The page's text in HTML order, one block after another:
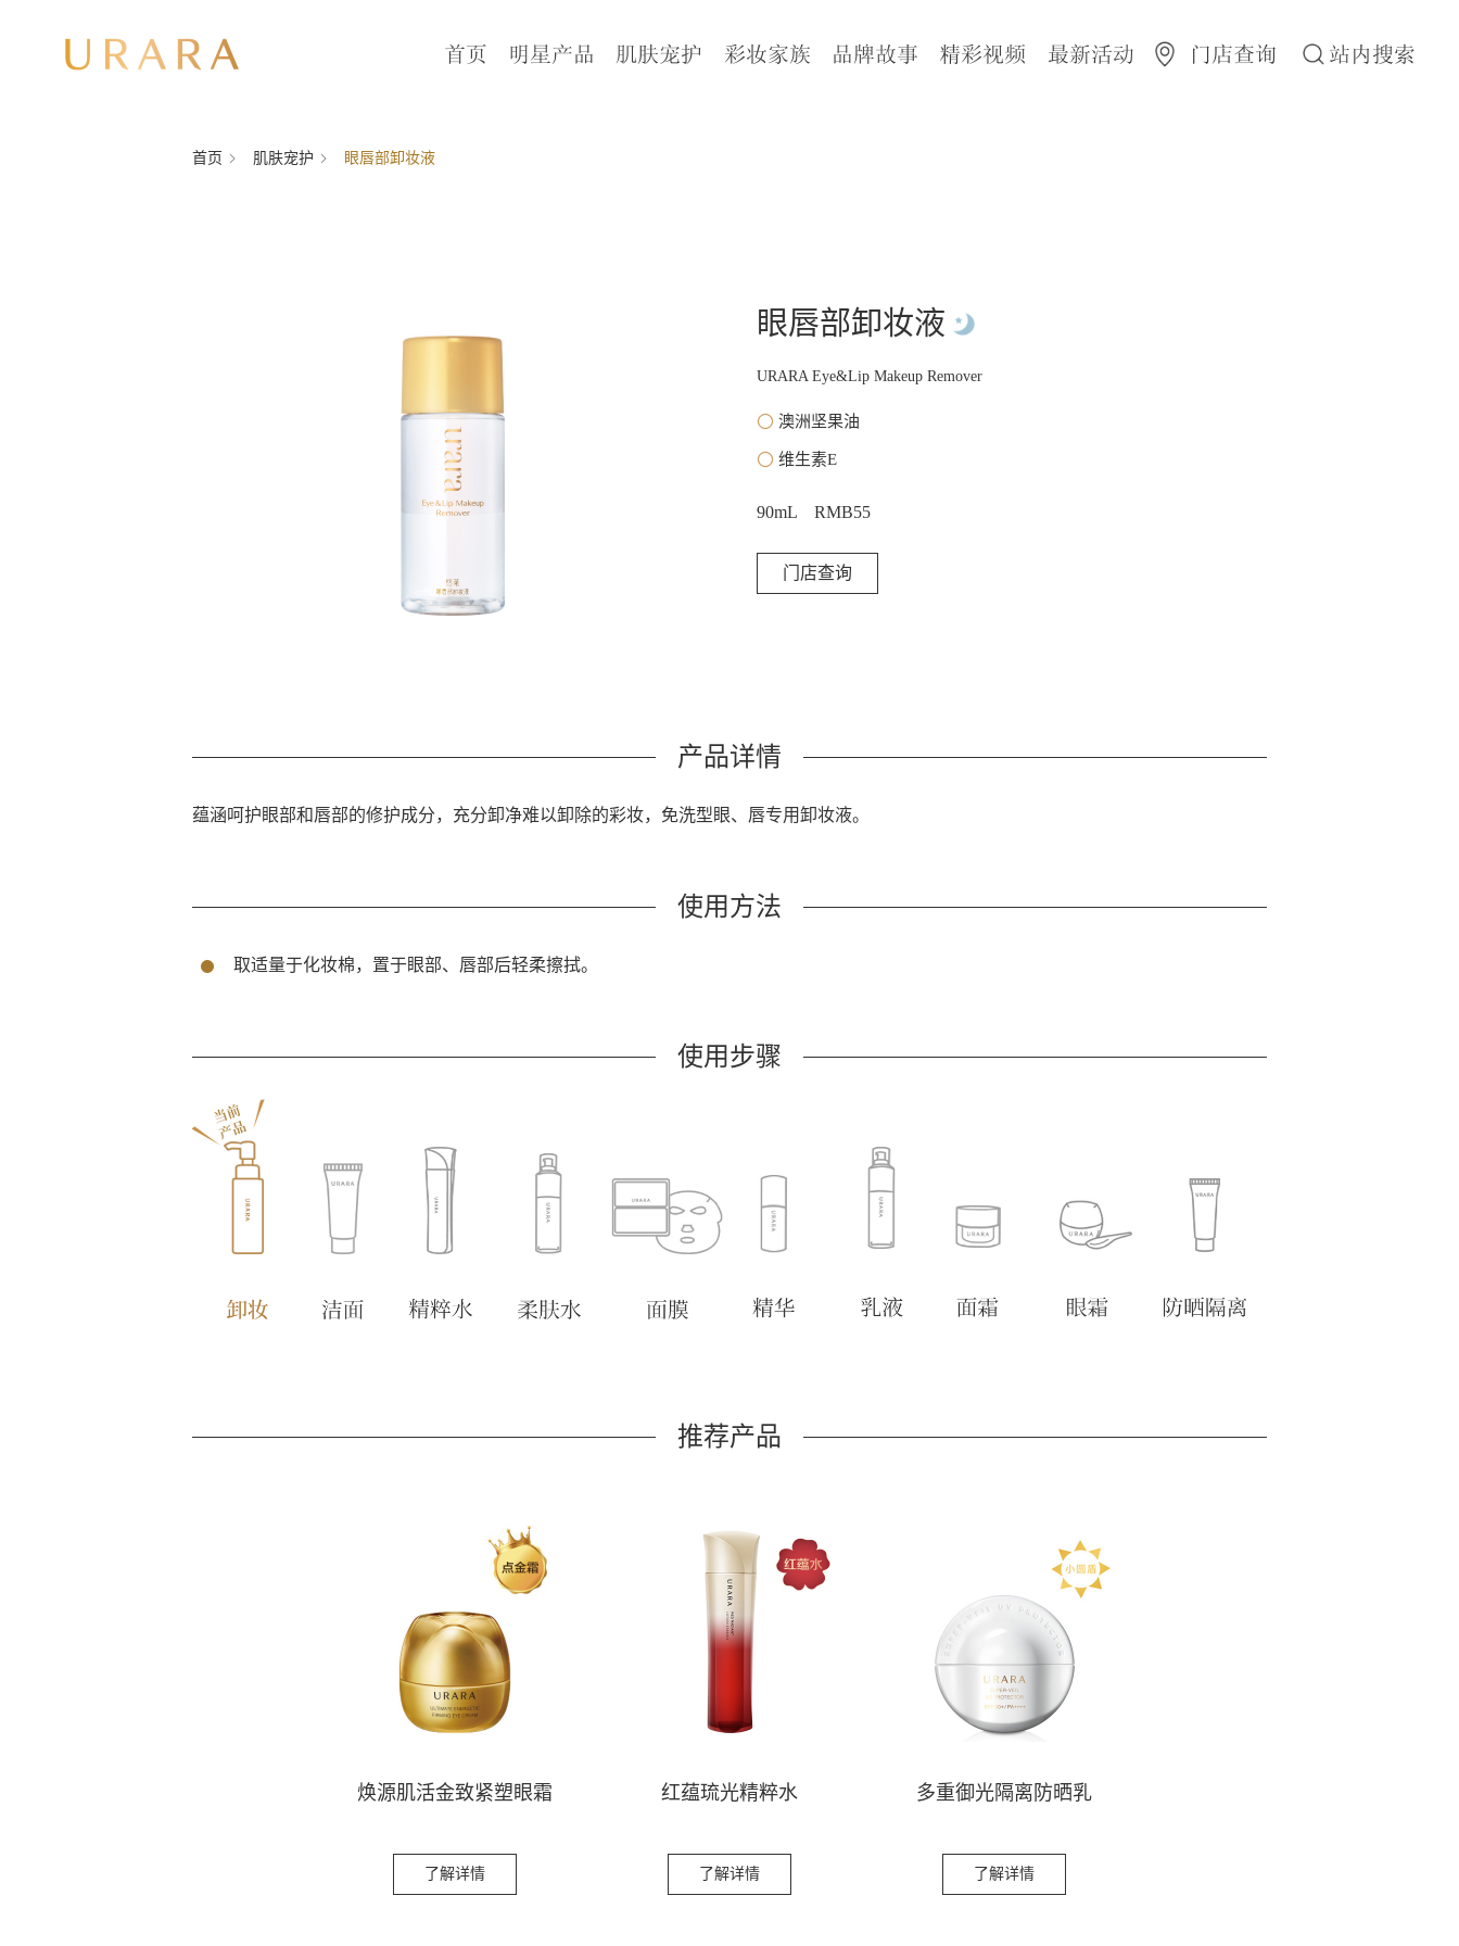
首页 明星产品 肌肤宠护 彩妆家族 品牌故事 精彩视频 最新活动 门店查询 站内搜索
首页 肌肤宠护 眼唇部卸妆液
眼唇部卸妆液
URARA Eye&Lip Makeup Remover
澳洲坚果油
维生素E
90mL RMB55
门店查询
产品详情
蕴涵呵护眼部和唇部的修护成分，充分卸净难以卸除的彩妆，免洗型眼、唇专用卸妆液。
使用方法
取适量于化妆棉，置于眼部、唇部后轻柔擦拭。
使用步骤
推荐产品
焕源肌活金致紧塑眼霜
了解详情
红蕴琉光精粹水
了解详情
多重御光隔离防晒乳
了解详情